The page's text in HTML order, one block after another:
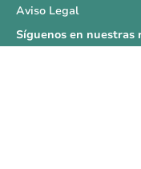
Aviso Legal
Síguenos en nuestras